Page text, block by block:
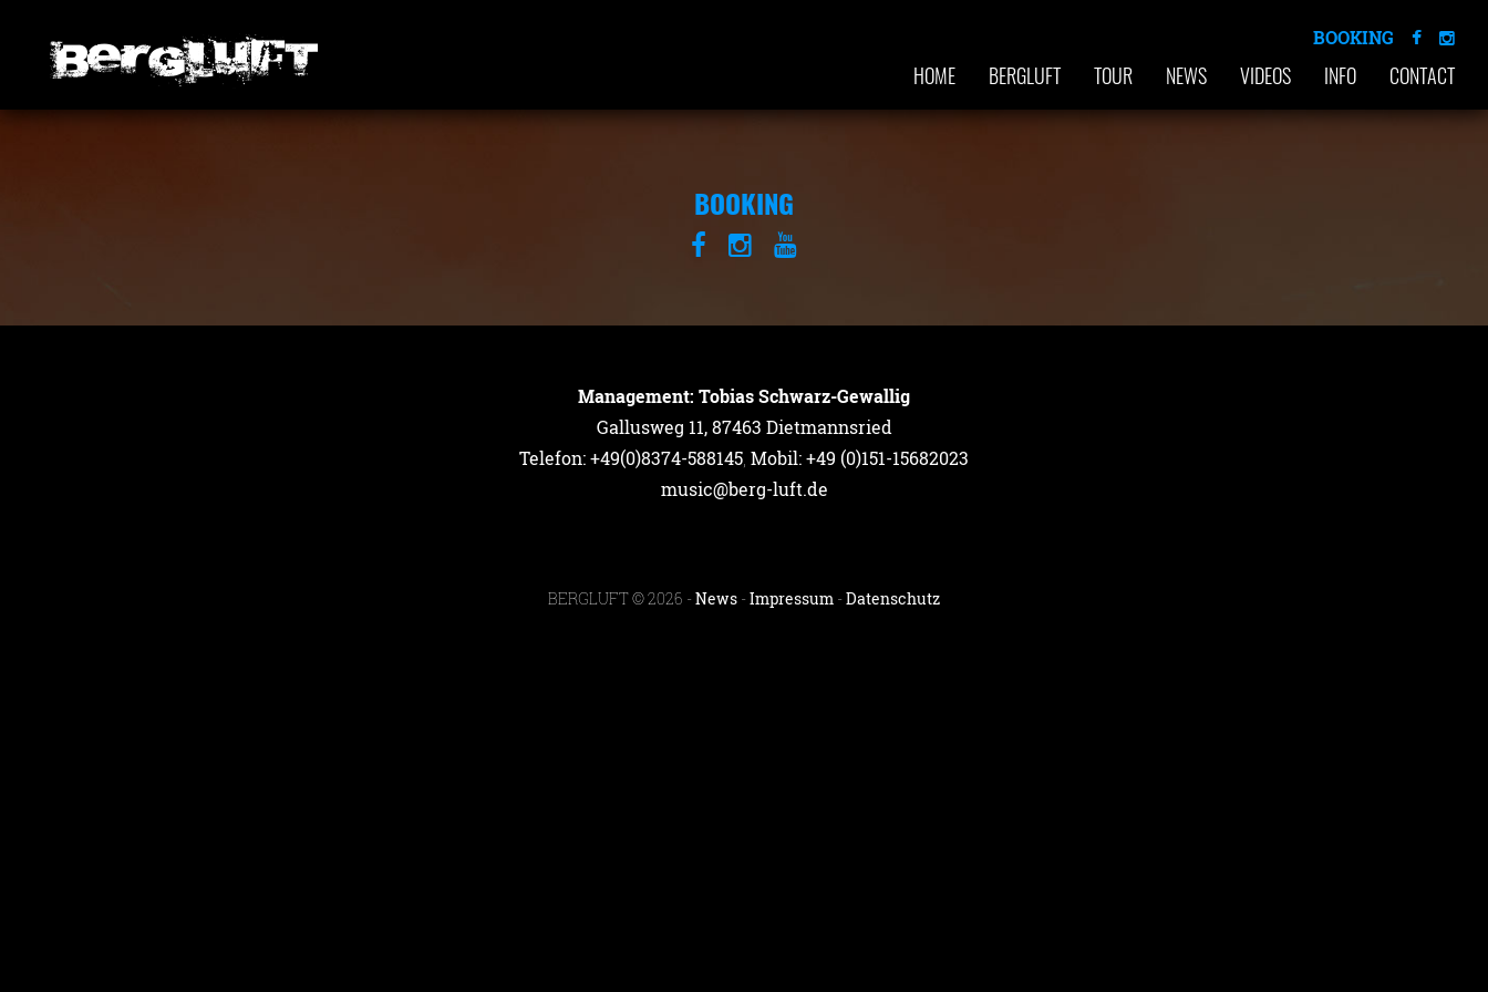
BOOKING
HOME BERGLUFT TOUR NEWS VIDEOS INFO CONTACT
BOOKING
Management: Tobias Schwarz-Gewallig
Gallusweg 11, 87463 Dietmannsried
Telefon: +49(0)8374-588145 Mobil: +49 (0)151-15682023
music@berg-luft.de
BERGLUFT © 2026 -News -Impressum -Datenschutz